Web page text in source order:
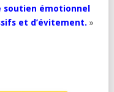
soutien émotionnel
et d’évitement. »